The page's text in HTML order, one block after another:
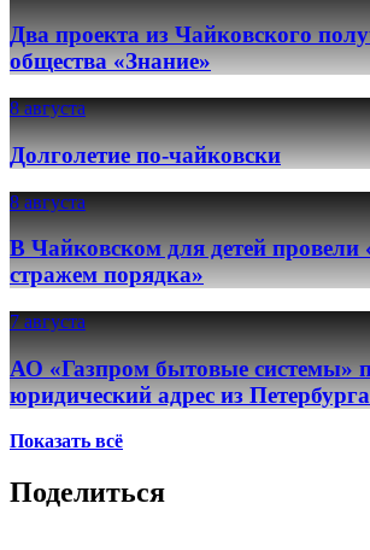
Два проекта из Чайковского
общества «Знание»
8 августа
Долголетие по-чайковски
8 августа
В Чайковском для детей провели
стражем порядка»
7 августа
АО «Газпром бытовые системы»
юридический адрес из
Показать всё
Поделиться